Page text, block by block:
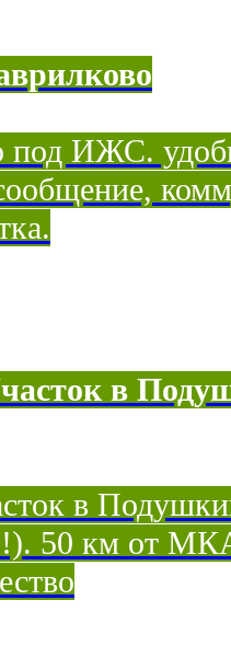
под ИЖС.
в
в
50 км от